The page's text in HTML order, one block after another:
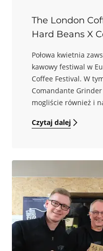
The London
Hard Beans X
Połowa kwietnia
kawowy festiwal w
Coffee Festival. W
Comandante
mogliście również i
Czytaj dalej